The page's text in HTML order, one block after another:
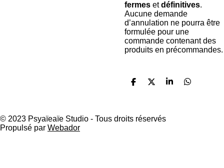
fermes etdéfinitives.
Aucune demande
d’annulation ne pourra être
formulée pour une
commande contenant des
produits en précommandes.
P
a
P
a
P
P
© 2023 Psyaïeaïe Studio - Tous droits réservés
Propulsé par Webador